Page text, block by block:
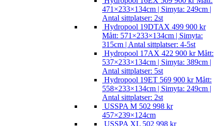
471×233×134cm | Simyta: 249cm |
Antal sittplatser: 2st
Hydropool 19DTAX 499 900 kr
Mått: 571×233×134cm | Simyta:
315cm | Antal sittplatser: 4-5st
Hydropool 17AX 422 900 kr Mått:
537×233×134cm | Simyta: 389cm |
Antal sittplatser: 5st
Hydropool 19ET 569 900 kr Mått:
558×233×134cm | Simyta: 249cm |
Antal sittplatser: 2st
USSPA M 502 998 kr
457×239×124cm
USSPA XL 502 998 kr